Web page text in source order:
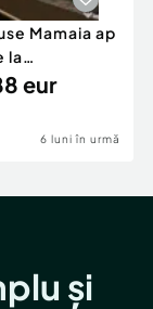
Mamaia ap
la
Mega
eur
6 luni în urmă
și